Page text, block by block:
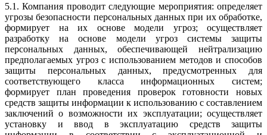
5.1. Компания проводит следующие мероприятия: определяет
угрозы безопасности персональных данных при их обработке,
формирует на их основе модели угроз; осуществляет
разработку на основе модели угроз системы защиты
персональных данных, обеспечивающей нейтрализацию
предполагаемых угроз с использованием методов и способов
защиты персональных данных, предусмотренных для
соответствующего класса информационных систем;
формирует план проведения проверок готовности новых
средств защиты информации к использованию с составлением
заключений о возможности их эксплуатации; осуществляет
установку и ввод в эксплуатацию средств защиты